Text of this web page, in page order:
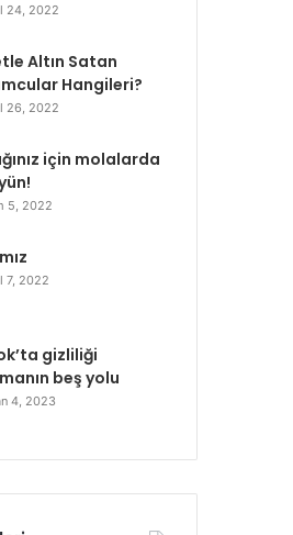
24, 2022
Altın Satan
Hangileri?
26, 2022
için molalarda
5, 2022
7, 2022
gizliliği
beş yolu
4, 2023